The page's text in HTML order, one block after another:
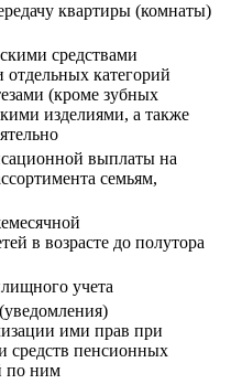
квартиры (комнаты)
средствами
категорий
(кроме зубных
изделиями, а также
выплаты на
семьям,
в возрасте до полутора
учета
ими прав при
средств пенсионных
по ним